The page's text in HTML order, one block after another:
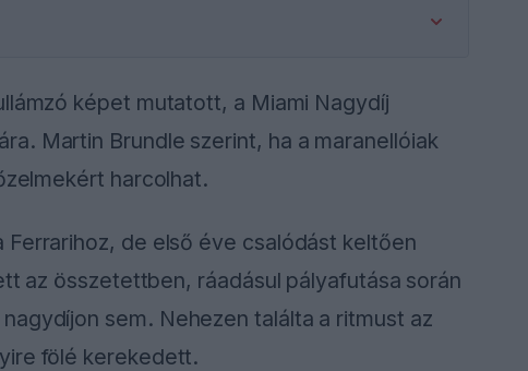
képet mutatott, a Miami Nagydíj
Martin Brundle szerint, ha a maranellóiak
harcolhat.
de első éve csalódást keltően
az összetettben, ráadásul pályafutása során
sem. Nehezen találta a ritmust az
fölé kerekedett.